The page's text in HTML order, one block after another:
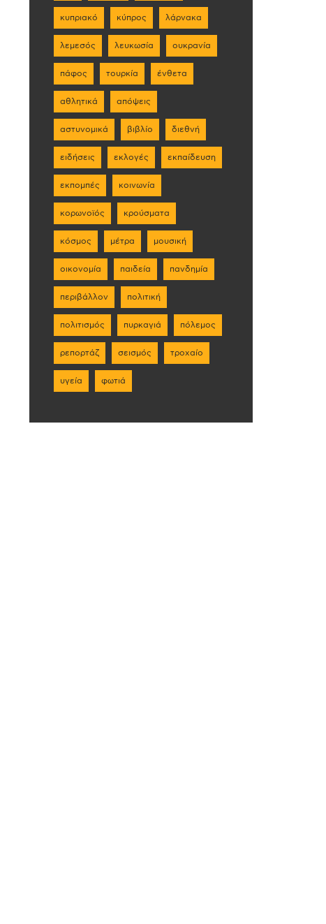
κυπριακό κύπρος λάρνακα
λεμεσός λευκωσία ουκρανία
πάφος τουρκία ένθετα
αθλητικά απόψεις
αστυνομικά βιβλίο διεθνή
ειδήσεις εκλογές εκπαίδευση
εκπομπές κοινωνία
κορωνοϊός κρούσματα
κόσμος μέτρα μουσική
οικονομία παιδεία πανδημία
περιβάλλον πολιτική
πολιτισμός πυρκαγιά πόλεμος
ρεπορτάζ σεισμός τροχαίο
υγεία φωτιά